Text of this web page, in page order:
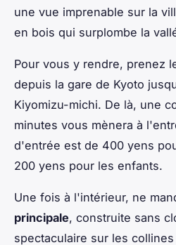
une vue imprenable sur la
en bois qui surplombe la
Pour vous y rendre, prenez
depuis la gare de Kyoto
Kiyomizu-michi. De là, une
minutes vous mènera à
d'entrée est de 400 yens
200 yens pour les enfants.
Une fois à l'intérieur, ne
principale, construite sans
spectaculaire sur les